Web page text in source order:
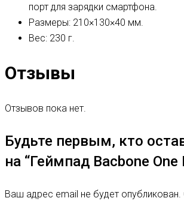
порт для зарядки смартфона.
Размеры: 210×130×40 мм.
Вес: 230 г.
Отзывы
Отзывов пока нет.
Будьте первым, кто
на “Геймпад Bacbone
Ваш адрес email не будет опубликован.